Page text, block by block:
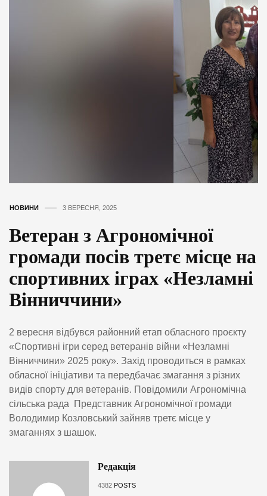
НОВИНИ 3 ВЕРЕСНЯ, 2025
Ветеран з Агрономічної
громади посів третє місце на
спортивних іграх «Незламні
Вінниччини»
2 вересня відбувся районний етап обласного проєкту
«Спортивні ігри серед ветеранів війни «Незламні
Вінниччини» 2025 року». Захід проводиться в рамках
обласної ініціативи та передбачає змагання з різних
видів спорту для ветеранів. Повідомили Агрономічна
сільська рада Представник Агрономічної громади
Володимир Козловський зайняв третє місце у
змаганнях з шашок.
Редакція
4382 POSTS